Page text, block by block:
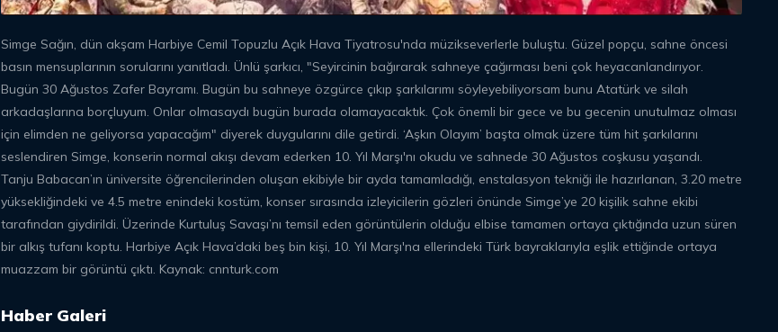
Simge Sağın, dün akşam Harbiye Cemil Topuzlu Açık Hava Tiyatrosu'nda müzikseverlerle buluştu. Güzel popçu, sahne öncesi
basın mensuplarının sorularını yanıtladı. Ünlü şarkıcı, "Seyircinin bağırarak sahneye çağırması beni çok heyacanlandırıyor.
Bugün 30 Ağustos Zafer Bayramı. Bugün bu sahneye özgürce çıkıp şarkılarımı söyleyebiliyorsam bunu Atatürk ve silah
arkadaşlarına borçluyum. Onlar olmasaydı bugün burada olamayacaktık. Çok önemli bir gece ve bu gecenin unutulmaz olması
için elimden ne geliyorsa yapacağım" diyerek duygularını dile getirdi. ‘Aşkın Olayım’ başta olmak üzere tüm hit şarkılarını
seslendiren Simge, konserin normal akışı devam ederken 10. Yıl Marşı'nı okudu ve sahnede 30 Ağustos coşkusu yaşandı.
Tanju Babacan’ın üniversite öğrencilerinden oluşan ekibiyle bir ayda tamamladığı, enstalasyon tekniği ile hazırlanan, 3.20 metre
yüksekliğindeki ve 4.5 metre enindeki kostüm, konser sırasında izleyicilerin gözleri önünde Simge’ye 20 kişilik sahne ekibi
tarafından giydirildi. Üzerinde Kurtuluş Savaşı’nı temsil eden görüntülerin olduğu elbise tamamen ortaya çıktığında uzun süren
bir alkış tufanı koptu. Harbiye Açık Hava’daki beş bin kişi, 10. Yıl Marşı'na ellerindeki Türk bayraklarıyla eşlik ettiğinde ortaya
muazzam bir görüntü çıktı. Kaynak: cnnturk.com
Haber Galeri